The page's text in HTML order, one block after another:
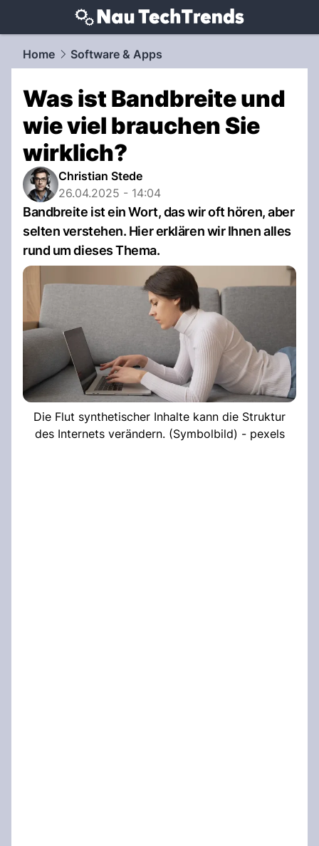
techtrends.NAU.ch
Home Software & Apps
Was ist Bandbreite und
wie viel brauchen Sie
wirklich?
Christian Stede
26.04.2025 - 14:04
Bandbreite ist ein Wort, das wir oft hören, aber
selten verstehen. Hier erklären wir Ihnen alles
rund um dieses Thema.
Die Flut synthetischer Inhalte kann die Struktur
des Internets verändern. (Symbolbild) - pexels